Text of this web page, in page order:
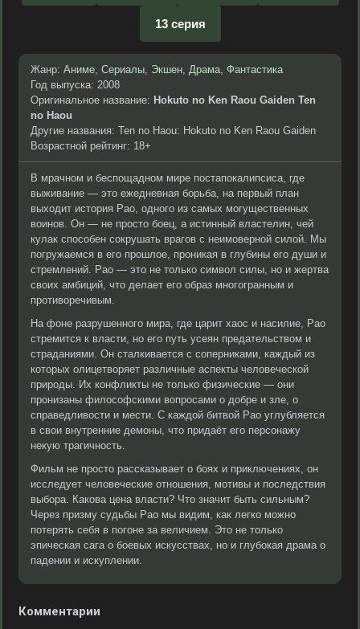
13 серия
Жанр: Аниме, Сериалы, Экшен, Драма, Фантастика
Год выпуска: 2008
Оригинальное название: Hokuto no Ken Raou Gaiden Ten
no Haou
Другие названия: Ten no Haou: Hokuto no Ken Raou Gaiden
Возрастной рейтинг: 18+
В мрачном и беспощадном мире постапокалипсиса, где
выживание — это ежедневная борьба, на первый план
выходит история Рао, одного из самых могущественных
воинов. Он — не просто боец, а истинный властелин, чей
кулак способен сокрушать врагов с неимоверной силой. Мы
погружаемся в его прошлое, проникая в глубины его души и
стремлений. Рао — это не только символ силы, но и жертва
своих амбиций, что делает его образ многогранным и
противоречивым.
На фоне разрушенного мира, где царит хаос и насилие, Рао
стремится к власти, но его путь усеян предательством и
страданиями. Он сталкивается с соперниками, каждый из
которых олицетворяет различные аспекты человеческой
природы. Их конфликты не только физические — они
пронизаны философскими вопросами о добре и зле, о
справедливости и мести. С каждой битвой Рао углубляется
в свои внутренние демоны, что придаёт его персонажу
некую трагичность.
Фильм не просто рассказывает о боях и приключениях, он
исследует человеческие отношения, мотивы и последствия
выбора. Какова цена власти? Что значит быть сильным?
Через призму судьбы Рао мы видим, как легко можно
потерять себя в погоне за величием. Это не только
эпическая сага о боевых искусствах, но и глубокая драма о
падении и искуплении.
Комментарии